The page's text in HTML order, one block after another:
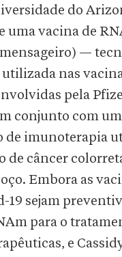
do
uma vacina de
—
nas
pela
conjunto com um
de imunoterapia
de câncer
Embora as
19 sejam
para o
e